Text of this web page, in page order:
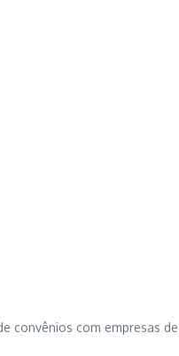
convênios com empresas